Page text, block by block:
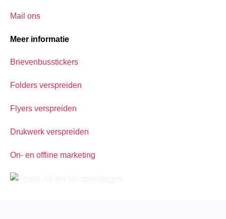
Mail ons
Meer informatie
Brievenbusstickers
Folders verspreiden
Flyers verspreiden
Drukwerk verspreiden
On- en offline marketing